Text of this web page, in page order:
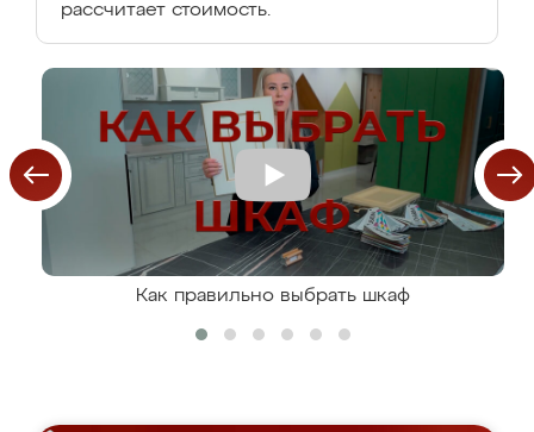
рассчитает стоимость.
Как правильно выбрать шкаф